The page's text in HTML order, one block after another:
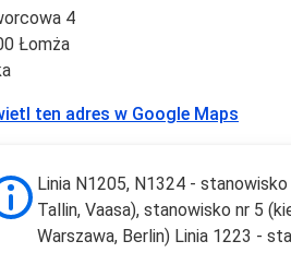
4
Łomża
ten adres w Google Maps
Linia N1205, N1324 - stanowisko
Tallin, Vaasa), stanowisko nr 5
Warszawa, Berlin) Linia 1223 -